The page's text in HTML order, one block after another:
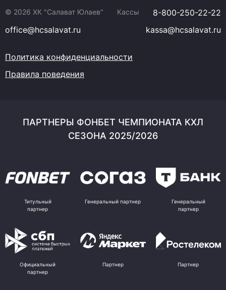
© 2026 ХК "Салават Юлаев" Кассы
8-800-250-22-22
office@hcsalavat.ru
kassa@hcsalavat.ru
Политика конфиденциальности
Правила поведения
ПАРТНЕРЫ ФОНБЕТ ЧЕМПИОНАТА КХЛ
СЕЗОНА 2025/2026
Титульный
партнер
Генеральный партнер
Генеральный
партнер
Официальный
партнер
Партнер Партнер